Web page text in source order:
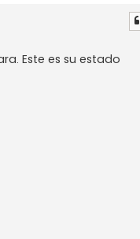
Este es su estado